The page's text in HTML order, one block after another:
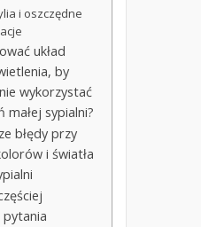
i oszczędne
układ
by
wykorzystać
małej sypialni?
błędy przy
i światła
pytania